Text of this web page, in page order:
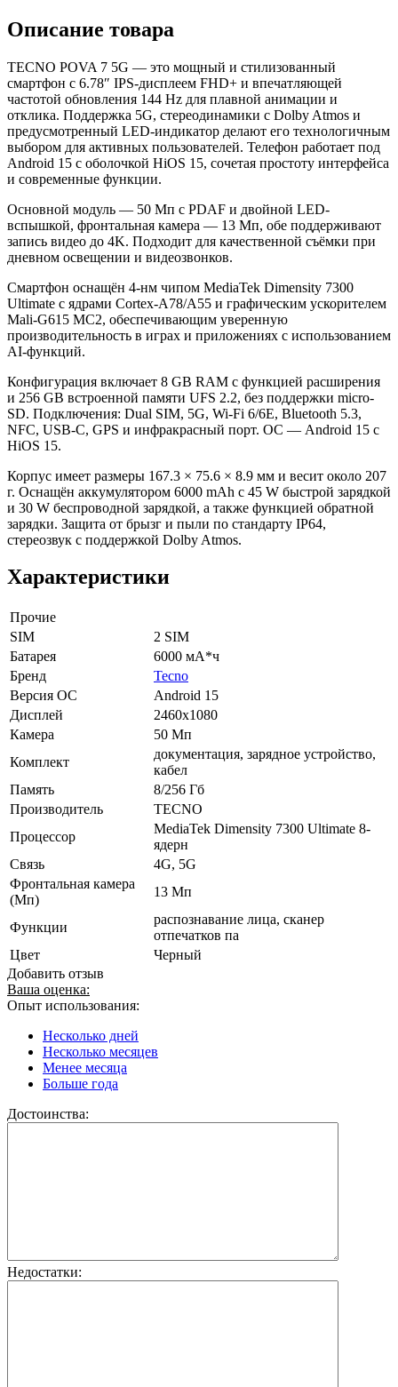
Описание товара
TECNO POVA 7 5G — это мощный и стилизованный
смартфон с 6.78″ IPS-дисплеем FHD+ и впечатляющей
частотой обновления 144 Hz для плавной анимации и
отклика. Поддержка 5G, стереодинамики с Dolby Atmos и
предусмотренный LED-индикатор делают его технологичным
выбором для активных пользователей. Телефон работает под
Android 15 с оболочкой HiOS 15, сочетая простоту интерфейса
и современные функции.
Основной модуль — 50 Мп с PDAF и двойной LED-
вспышкой, фронтальная камера — 13 Мп, обе поддерживают
запись видео до 4K. Подходит для качественной съёмки при
дневном освещении и видеозвонков.
Смартфон оснащён 4-нм чипом MediaTek Dimensity 7300
Ultimate с ядрами Cortex-A78/A55 и графическим ускорителем
Mali-G615 MC2, обеспечивающим уверенную
производительность в играх и приложениях с использованием
AI-функций.
Конфигурация включает 8 GB RAM с функцией расширения
и 256 GB встроенной памяти UFS 2.2, без поддержки micro-
SD. Подключения: Dual SIM, 5G, Wi-Fi 6/6E, Bluetooth 5.3,
NFC, USB-C, GPS и инфракрасный порт. ОС — Android 15 с
HiOS 15.
Корпус имеет размеры 167.3 × 75.6 × 8.9 мм и весит около 207
г. Оснащён аккумулятором 6000 mAh с 45 W быстрой зарядкой
и 30 W беспроводной зарядкой, а также функцией обратной
зарядки. Защита от брызг и пыли по стандарту IP64,
стереозвук с поддержкой Dolby Atmos.
Характеристики
Прочие
SIM
2 SIM
Батарея
6000 мА*ч
Бренд
Tecno
Версия ОС
Android 15
Дисплей
2460x1080
Камера
50 Мп
Комплект
документация, зарядное устройство,
кабел
Память
8/256 Гб
Производитель
TECNO
Процессор
MediaTek Dimensity 7300 Ultimate 8-
ядерн
Связь
4G, 5G
Фронтальная камера
(Мп)
13 Мп
Функции
распознавание лица, сканер
отпечатков па
Цвет
Черный
Добавить отзыв
Ваша оценка:
Опыт использования:
Несколько дней
Несколько месяцев
Менее месяца
Больше года
Достоинства:
Недостатки: